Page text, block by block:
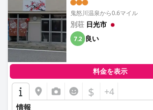
鬼怒川温泉から0.6マイル
別荘 日光市
7.2 良い
料金を表示
$ +4
情報